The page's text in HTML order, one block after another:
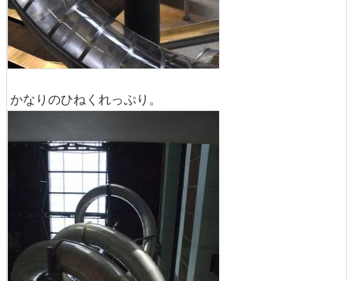
かなりのひねくれっぷり。